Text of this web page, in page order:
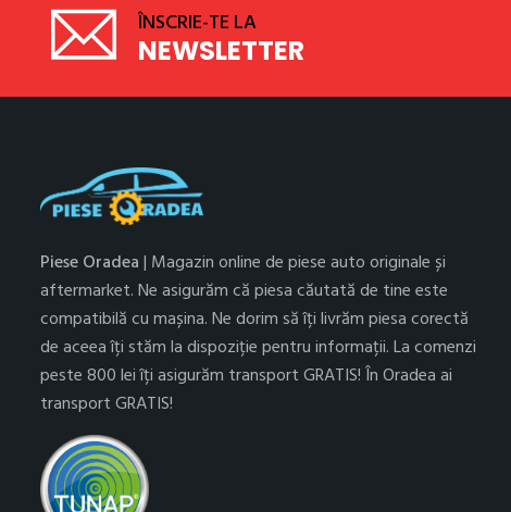
ÎNSCRIE-TE LA
NEWSLETTER
Piese Oradea| Magazin online de piese auto originale și
aftermarket. Ne asigurăm că piesa căutată de tine este
compatibilă cu mașina. Ne dorim să îți livrăm piesa corectă
de aceea îți stăm la dispoziție pentru informații. La comenzi
peste 800 lei îți asigurăm transport GRATIS! În Oradea ai
transport GRATIS!